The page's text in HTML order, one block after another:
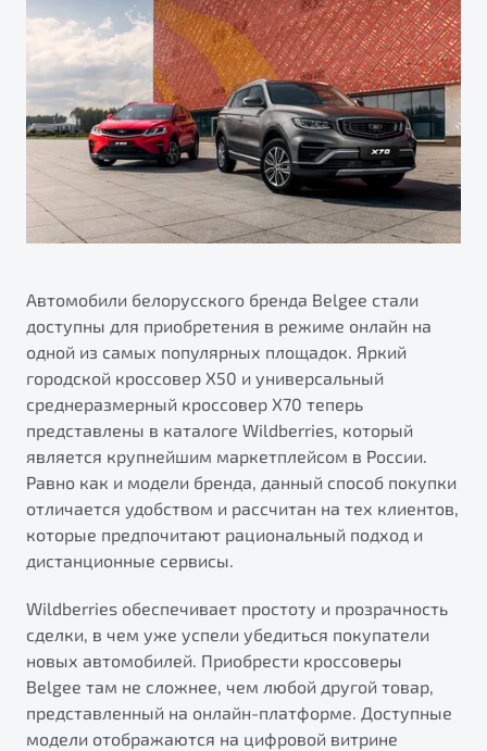
Яркий кроссовер
от 2 219 990 ₽*
В наличии
S50
Элегантный и практичный седан
от 1 699 990 ₽*
Обзор В наличии
X70
Автокредит
Трейд-ин
Страхование
Расчет КАСКО
Узнайте о специальных выгодах при покупке
автомобиля Belgee
Подробно
Автомобили в наличии
Тест-драйв
Автокредит
Спецпредложения
ПОДДЕРЖКА
Гарантия Belgee
Belgee Линк
Belgee Клуб
Belgee Плюс
Реферальная программа
Помощь на дорогах
Будьте еще более уверены на дорогах с программой
"Помощь на дорогах"
Преимущества программы
О дилерском центре
Правовая информация
Автомобили белорусского бренда Belgee стали
доступны для приобретения в режиме онлайн на
одной из самых популярных площадок. Яркий
городской кроссовер Х50 и универсальный
среднеразмерный кроссовер Х70 теперь
представлены в каталоге Wildberries, который
является крупнейшим маркетплейсом в России.
Равно как и модели бренда, данный способ покупки
отличается удобством и рассчитан на тех клиентов,
которые предпочитают рациональный подход и
дистанционные сервисы.
Wildberries обеспечивает простоту и прозрачность
сделки, в чем уже успели убедиться покупатели
новых автомобилей. Приобрести кроссоверы
Belgee там не сложнее, чем любой другой товар,
представленный на онлайн-платформе. Доступные
модели отображаются на цифровой витрине